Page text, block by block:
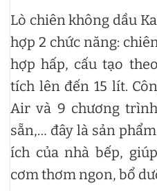
Lò chiên không dầu
hợp 2 chức năng:
hợp hấp, cấu tạo
tích lên đến 15 lít.
Air và 9 chương
sẵn,… đây là sản
ích của nhà bếp,
cơm thơm ngon, bổ